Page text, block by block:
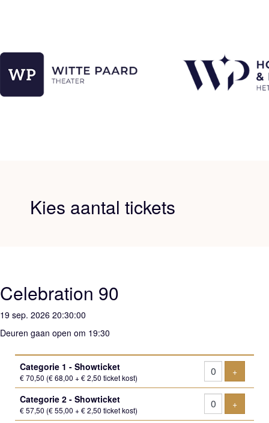
Kies aantal tickets
Celebration 90
19 sep. 2026 20:30:00
Deuren gaan open om 19:30
Aantal
Categorie 1 - Showticket
€ 70,50 (€ 68,00 + € 2,50 ticket kost)
+Voeg
Categorie 2 - Showticket
€ 57,50 (€ 55,00 + € 2,50 ticket kost)
+Voeg